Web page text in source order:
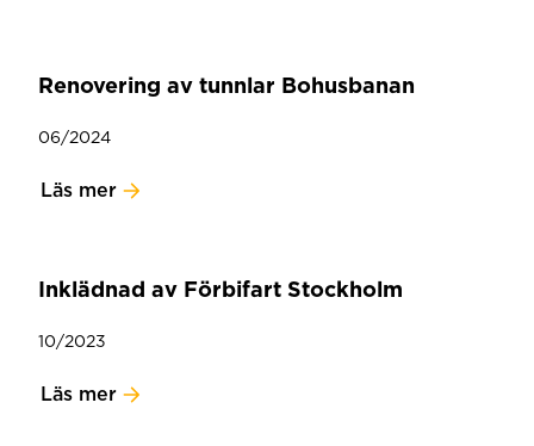
Renovering av tunnlar Bohusbanan
06/2024
Läs mer
Inklädnad av Förbifart Stockholm
10/2023
Läs mer